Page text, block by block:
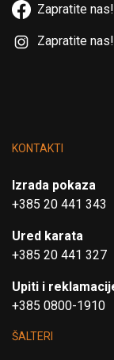
Zapratite nas!
Zapratite nas!
KONTAKTI
Izrada pokaza
+385 20 441 343
Ured karata
+385 20 441 327
Upiti i
+385 0800-1910
ŠALTERI